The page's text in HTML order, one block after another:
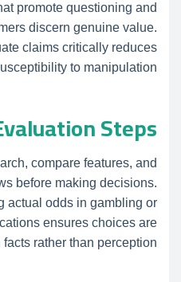
promote questioning and
discern genuine value.
claims critically reduces
to manipulation.
Steps
compare features, and
before making decisions.
actual odds in gambling or
ensures choices are
facts rather than perception.